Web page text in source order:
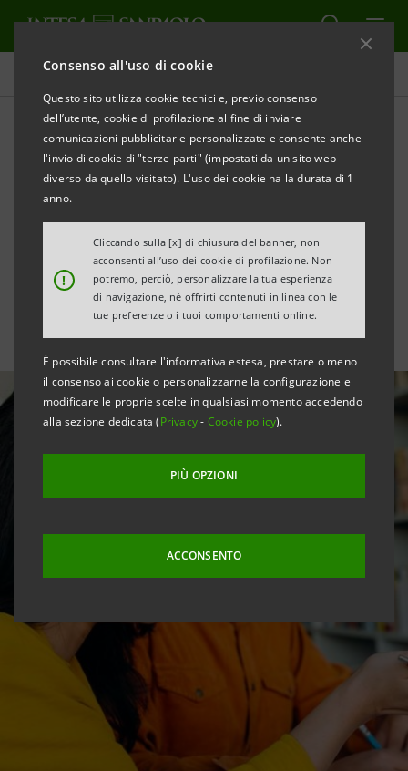
Consenso all'uso di cookie
Questo sito utilizza cookie tecnici e, previo consenso
dell’utente, cookie di profilazione al fine di inviare
comunicazioni pubblicitarie personalizzate e consente anche
l'invio di cookie di "terze parti" (impostati da un sito web
diverso da quello visitato). L'uso dei cookie ha la durata di 1
anno.
!
Cliccando sulla [x] di chiusura del banner, non
acconsenti all’uso dei cookie di profilazione. Non
potremo, perciò, personalizzare la tua esperienza
di navigazione, né offrirti contenuti in linea con le
tue preferenze o i tuoi comportamenti online.
È possibile consultare l'informativa estesa, prestare o meno
il consenso ai cookie o personalizzarne la configurazione e
modificare le proprie scelte in qualsiasi momento accedendo
alla sezione dedicata (Privacy- Cookie policy).
PIÙ OPZIONI
ACCONSENTO
Tutte le news
Psiche, emozioni e
decisioni: linguaggio
innovativo per l'educazione
finanziaria